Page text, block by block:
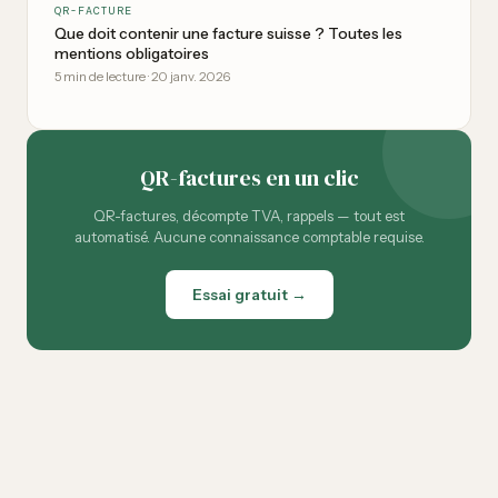
QR-FACTURE
Que doit contenir une facture suisse ? Toutes les
mentions obligatoires
5 min de lecture·20 janv. 2026
QR-factures en un clic
QR-factures, décompte TVA, rappels — tout est
automatisé. Aucune connaissance comptable requise.
Essai gratuit →